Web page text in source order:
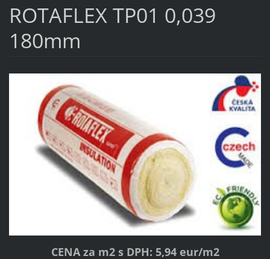
ROTAFLEX TP01 0,039
180mm
CENA za m2 s DPH: 5,94 eur/m2